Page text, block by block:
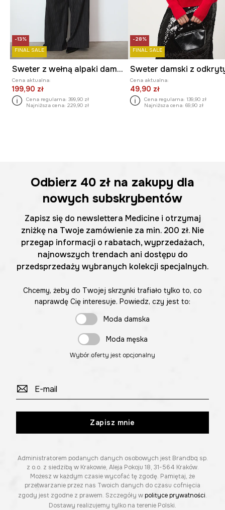
-13%
FINAL SALE
Sweter z wełną alpaki damski melanżowy
Cena aktualna:
199,90 zł
Cena regularna: 399,90 zł
Najniższa cena: 229,90 zł
-28%
FINAL SALE
Cena aktualna:
49,90 zł
Cena regularna: 139,90 zł
Najniższa cena: 69,90 zł
Odbierz 40 zł na zakupy dla
nowych subskrybentów
Zapisz się do newslettera Medicine i otrzymaj
zniżkę na Twoje zamówienie za min. 200 zł. Nie
przegap informacji o rabatach, wyprzedażach,
najnowszych trendach ani dostępu do
przedsprzedaży wybranych kolekcji specjalnych.
Chcemy, żeby do Twojej skrzynki trafiało tylko to, co
naprawdę Cię interesuje. Powiedz, czy jest to:
Moda damska
Moda męska
Wybór oferty jest opcjonalny
Zapisz mnie
Administratorem podanych danych osobowych jest Brandbq sp.
z o.o. z siedzibą w Krakowie, Aleja Pokoju 18, 31-564 Kraków.
Możesz w każdym czasie wycofać tę zgodę. Pamiętaj, że
przetwarzanie przez nas Twoich danych do czasu cofnięcia
zgody jest zgodne z prawem. Szczegóły wpolityce prywatności.
Dostawy realizujemy tylko na terenie Polski.